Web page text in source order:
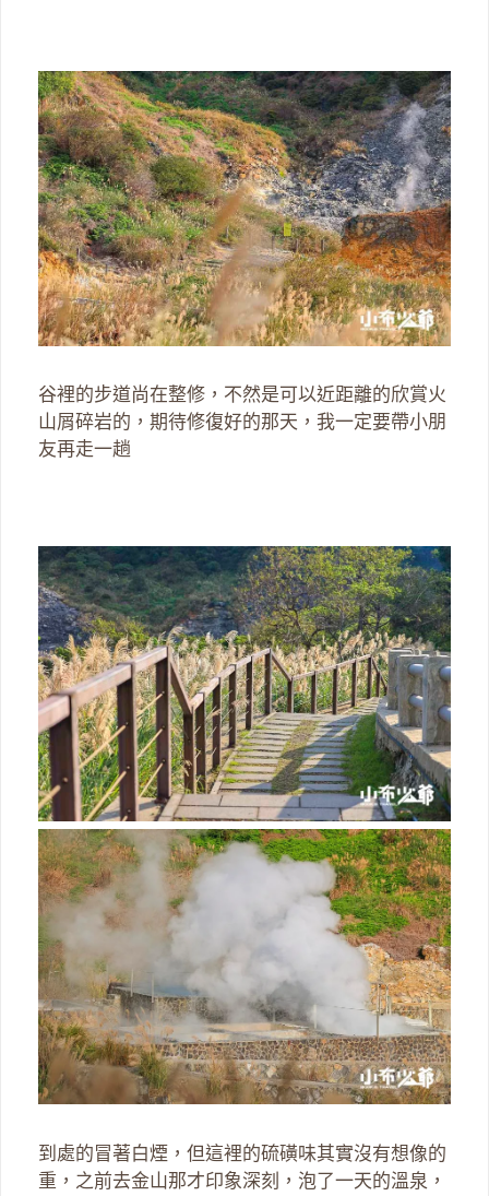
谷裡的步道尚在整修，不然是可以近距離的欣賞火
山屑碎岩的，期待修復好的那天，我一定要帶小朋
友再走一趟
到處的冒著白煙，但這裡的硫磺味其實沒有想像的
重，之前去金山那才印象深刻，泡了一天的溫泉，